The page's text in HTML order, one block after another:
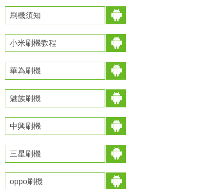
刷機須知
小米刷機教程
華為刷機
魅族刷機
中興刷機
三星刷機
oppo刷機